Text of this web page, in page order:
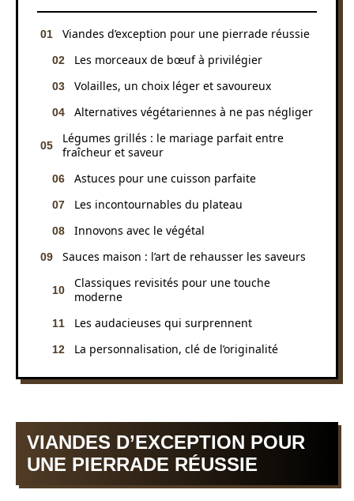
Viandes d’exception pour une pierrade réussie
Les morceaux de bœuf à privilégier
Volailles, un choix léger et savoureux
Alternatives végétariennes à ne pas négliger
Légumes grillés : le mariage parfait entre
fraîcheur et saveur
Astuces pour une cuisson parfaite
Les incontournables du plateau
Innovons avec le végétal
Sauces maison : l’art de rehausser les saveurs
Classiques revisités pour une touche
moderne
Les audacieuses qui surprennent
La personnalisation, clé de l’originalité
VIANDES D’EXCEPTION POUR
UNE PIERRADE RÉUSSIE